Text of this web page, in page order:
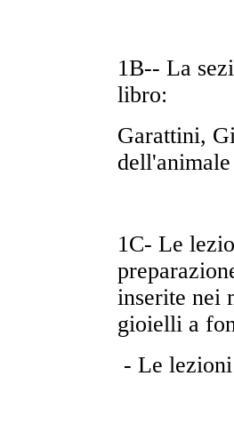
1B-- La
libro:
Garattini,
1C- Le
inserite nei
gioielli a
- Le